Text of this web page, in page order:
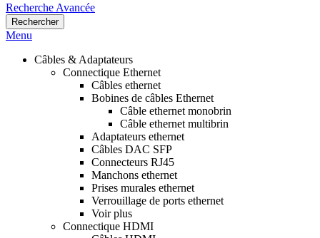
Recherche Avancée
Rechercher
Menu
Câbles & Adaptateurs
Connectique Ethernet
Câbles ethernet
Bobines de câbles Ethernet
Câble ethernet monobrin
Câble ethernet multibrin
Adaptateurs ethernet
Câbles DAC SFP
Connecteurs RJ45
Manchons ethernet
Prises murales ethernet
Verrouillage de ports ethernet
Voir plus
Connectique HDMI